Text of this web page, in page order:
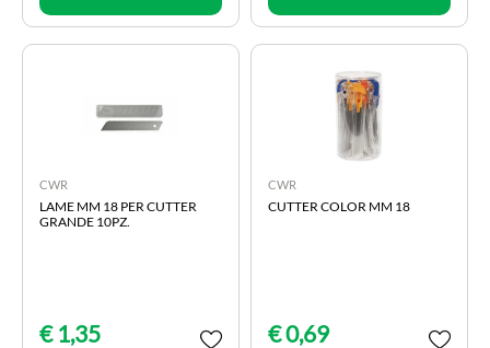
CWR
LAME MM 18 PER CUTTER
GRANDE 10PZ.
€ 1,35
CWR
CUTTER COLOR MM 18
€ 0,69